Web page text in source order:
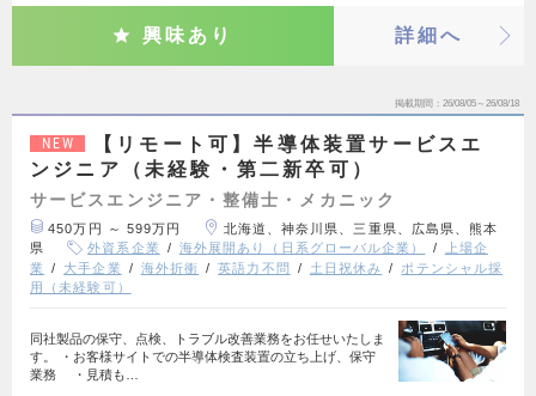
興味あり 詳細へ
掲載期間 26/08/05～26/08/18
NEW
【リモート可】半導体装置サービスエ
ンジニア（未経験・第二新卒可）
サービスエンジニア・整備士・メカニック
450万円 ～ 599万円
北海道、神奈川県、三重県、広島県、熊本
県
外資系企業 海外展開あり（日系グローバル企業）
上場企
業
大手企業 海外折衝 英語力不問 土日祝休み
ポテンシャル採
用（未経験可）
同社製品の保守、点検、トラブル改善業務をお任せいたしま
す。 ・お客様サイトでの半導体検査装置の立ち上げ、保守
業務 ・見積も…